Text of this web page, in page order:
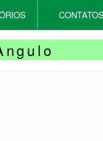
CONTATOS